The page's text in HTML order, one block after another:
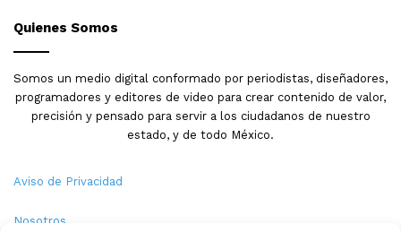
Quienes Somos
Somos un medio digital conformado por periodistas, diseñadores,
programadores y editores de video para crear contenido de valor,
precisión y pensado para servir a los ciudadanos de nuestro
estado, y de todo México.
Aviso de Privacidad
Nosotros